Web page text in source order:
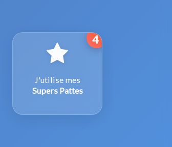
4
J'utilise mes
Supers Pattes